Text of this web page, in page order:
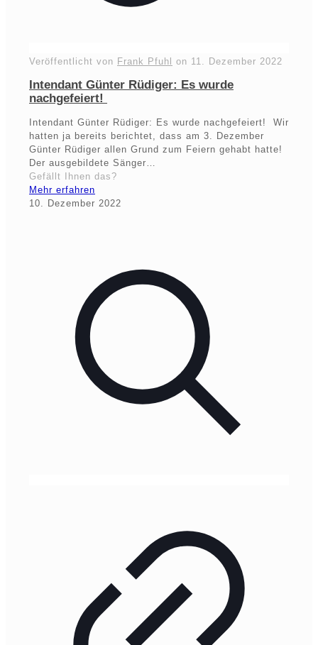
Veröffentlicht von Frank Pfuhl on 11. Dezember 2022
Intendant Günter Rüdiger: Es wurde
nachgefeiert!
Intendant Günter Rüdiger: Es wurde nachgefeiert! Wir
hatten ja bereits berichtet, dass am 3. Dezember
Günter Rüdiger allen Grund zum Feiern gehabt hatte!
Der ausgebildete Sänger…
Gefällt Ihnen das?
Mehr erfahren
10. Dezember 2022